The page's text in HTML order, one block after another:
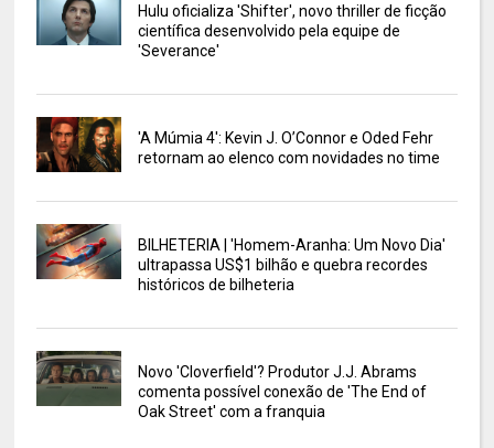
Hulu oficializa 'Shifter', novo thriller de ficção
científica desenvolvido pela equipe de
'Severance'
'A Múmia 4': Kevin J. O’Connor e Oded Fehr
retornam ao elenco com novidades no time
BILHETERIA | 'Homem-Aranha: Um Novo Dia'
ultrapassa US$1 bilhão e quebra recordes
históricos de bilheteria
Novo 'Cloverfield'? Produtor J.J. Abrams
comenta possível conexão de 'The End of
Oak Street' com a franquia